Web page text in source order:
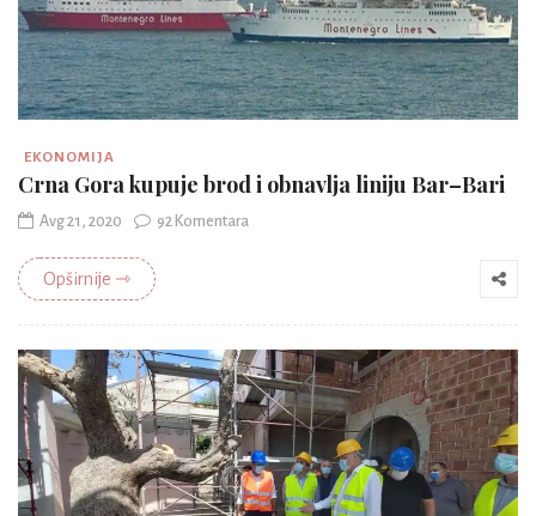
EKONOMIJA
Crna Gora kupuje brod i obnavlja liniju Bar–Bari
Avg 21, 2020 92 Komentara
Opširnije ⇾